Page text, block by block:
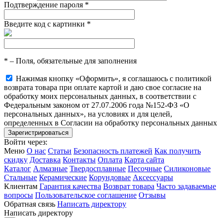
Подтверждение пароля *
Введите код с картинки *
* – Поля, обязательные для заполнения
Нажимая кнопку «Оформить», я соглашаюсь с политикой
возврата товара при оплате картой и даю свое согласие на
обработку моих персональных данных, в соответствии с
Федеральным законом от 27.07.2006 года №152-ФЗ «О
персональных данных», на условиях и для целей,
определенных в Согласии на обработку персональных данных
Войти через:
Меню О нас Статьи Безопасность платежей Как получить
скидку Доставка Контакты Оплата Карта сайта
Каталог Алмазные Твердосплавные Песочные Силиконовые
Стальные Керамические Корундовые Аксессуары
Клиентам Гарантия качества Возврат товара Часто задаваемые
вопросы Пользовательское соглашение Отзывы
Обратная связь Написать директору
Написать директору